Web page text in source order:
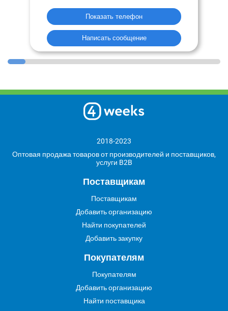
Показать телефон
Написать сообщение
2018-2023
Оптовая продажа товаров от производителей и поставщиков,
услуги B2B
Поставщикам
Поставщикам
Добавить организацию
Найти покупателей
Добавить закупку
Покупателям
Покупателям
Добавить организацию
Найти поставщика